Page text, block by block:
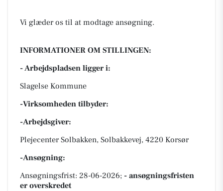
Vi glæder os til at modtage ansøgning.
INFORMATIONER OM STILLINGEN:
- Arbejdspladsen ligger i:
Slagelse Kommune
-Virksomheden tilbyder:
-Arbejdsgiver:
Plejecenter Solbakken, Solbakkevej, 4220 Korsør
-Ansøgning:
Ansøgningsfrist: 28-06-2026; - ansøgningsfristen
er overskredet